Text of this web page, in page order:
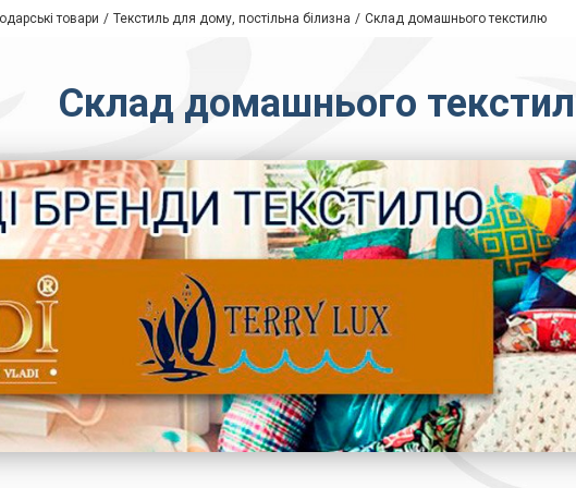
товари Текстиль для дому, постільна білизна Склад домашнього текстилю
Склад домашнього